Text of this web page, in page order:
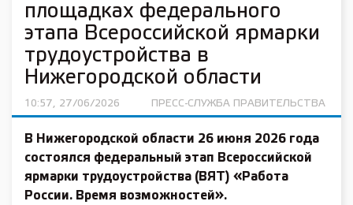
площадках федерального
этапа Всероссийской ярмарки
трудоустройства в
Нижегородской области
10:57, 27/06/2026 ПРЕСС-СЛУЖБА ПРАВИТЕЛЬСТВА
В Нижегородской области 26 июня 2026 года
состоялся федеральный этап Всероссийской
ярмарки трудоустройства (ВЯТ) «Работа
России. Время возможностей».